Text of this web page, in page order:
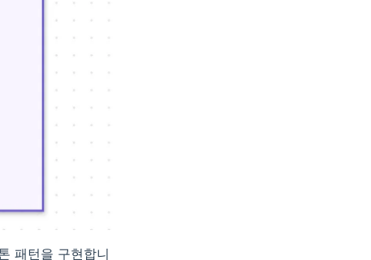
패턴을 구현합니